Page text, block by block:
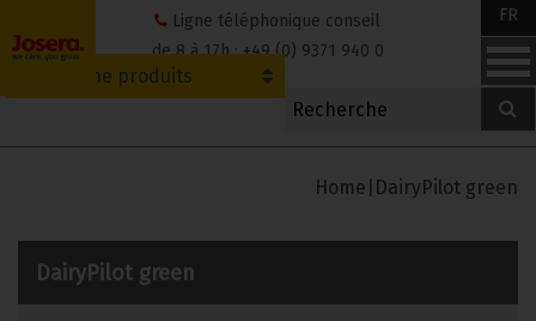
to
Ligne téléphonique conseil
de 8 à 17h : +49 (0) 9371 940 0
FR
Recherche produits
Home DairyPilot green
DairyPilot green